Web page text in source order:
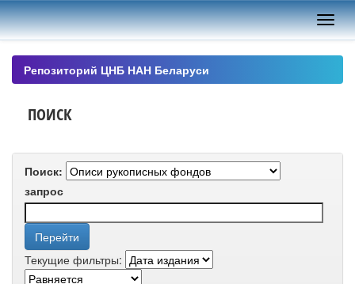
Skip
navigation
Репозиторий ЦНБ НАН Беларуси
ПОИСК
Поиск:
запрос
Текущие фильтры: